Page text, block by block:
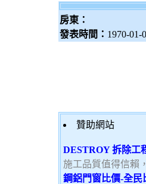
房東：
發表時間： 1970-01-
贊助網站
DESTROY 拆除工
施工品質值得信賴
鋼鋁門窗比價-全民